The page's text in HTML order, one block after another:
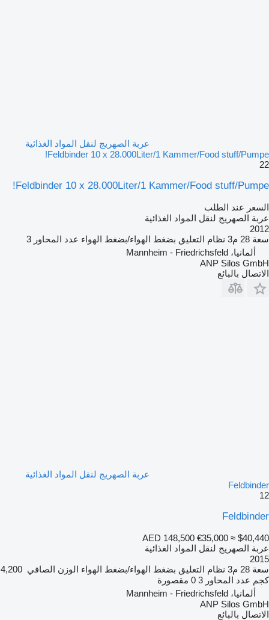
عربة الصهريج لنقل المواد الغذائية
Feldbinder 10 x 28.000Liter/1 Kammer/Food stuff/Pumpe!
22
Feldbinder 10 x 28.000Liter/1 Kammer/Food stuff/Pumpe!
السعر عند الطلب
عربة الصهريج لنقل المواد الغذائية
2012
سعة 28 م3 نظام التعليق بضغط الهواء/بضغط الهواء عدد المحاور 3
ألمانيا، Mannheim - Friedrichsfeld
ANP Silos GmbH
الاتصال بالبائع
عربة الصهريج لنقل المواد الغذائية
Feldbinder
12
Feldbinder
AED 148,500 €35,000 ≈ $40,440
عربة الصهريج لنقل المواد الغذائية
2015
سعة 28 م3 نظام التعليق بضغط الهواء/بضغط الهواء الوزن الصافي 4,200
كجم عدد المحاور 3 0 مقصورة
ألمانيا، Mannheim - Friedrichsfeld
ANP Silos GmbH
الاتصال بالبائع